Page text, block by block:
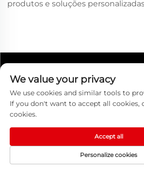
produtos e soluções
empresa moderna
de alta tecnologia que
chave na mão para linhas
We value your privacy
We use cookies and similar tools to
If you don't want to accept all cookies,
cookies.
Personalize cookies
Accept all